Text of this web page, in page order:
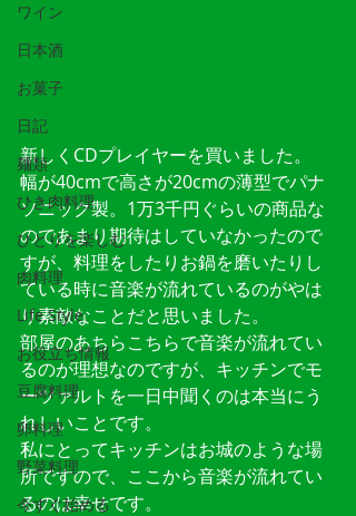
ワイン
日本酒
お菓子
日記
麺類
ひき肉料理
ひとりを楽しむ
肉料理
Life Style
お役立ち情報
豆腐料理
卵料理
野菜料理
今すぐ始める
新しくCDプレイヤーを買いました。
幅が40cmで高さが20cmの薄型でパナ
ソニック製。1万3千円ぐらいの商品な
のであまり期待はしていなかったので
すが、料理をしたりお鍋を磨いたりし
ている時に音楽が流れているのがやは
り素敵なことだと思いました。
部屋のあちらこちらで音楽が流れてい
るのが理想なのですが、キッチンでモ
ーツァルトを一日中聞くのは本当にう
れしいことです。
私にとってキッチンはお城のような場
所ですので、ここから音楽が流れてい
るのは幸せです。